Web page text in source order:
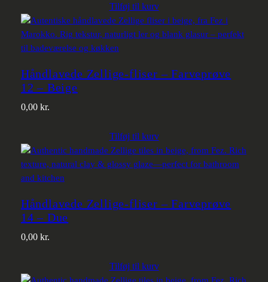
Tilføj til kurv
Håndlavede Zellige-fliser – Farveprøve
12 – Beige
0,00 kr.
Tilføj til kurv
Håndlavede Zellige-fliser – Farveprøve
14 – Due
0,00 kr.
Tilføj til kurv